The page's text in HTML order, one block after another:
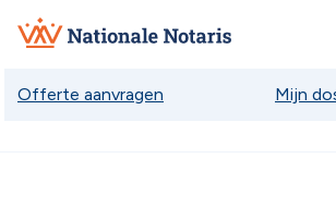
Nationale
Offerte aanvragen Mijn